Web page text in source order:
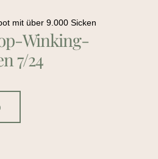
mit über 9.000 Sicken
Winking-
7/24